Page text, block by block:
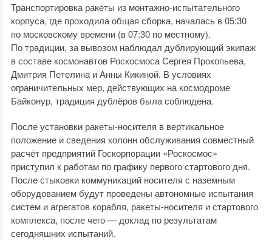
Транспортировка ракеты из монтажно-испытательного
корпуса, где проходила общая сборка, началась в 05:30
по московскому времени (в 07:30 по местному).
По традиции, за вывозом наблюдал дублирующий экипаж
в составе космонавтов Роскосмоса Сергея Прокопьева,
Дмитрия Петелина и Анны Кикиной. В условиях
ограничительных мер, действующих на космодроме
Байконур, традиция дублёров была соблюдена.
После установки ракеты-носителя в вертикальное
положение и сведения колонн обслуживания совместный
расчёт предприятий Госкорпорации «Роскосмос»
приступил к работам по графику первого стартового дня.
После стыковки коммуникаций носителя с наземным
оборудованием будут проведены автономные испытания
систем и агрегатов корабля, ракеты-носителя и стартового
комплекса, после чего — доклад по результатам
сегодняшних испытаний.